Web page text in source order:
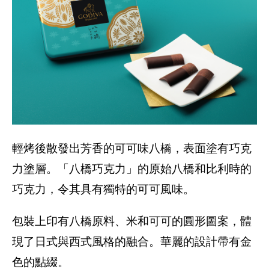
輕烤後散發出芳香的可可味八橋，表面塗有巧克
力塗層。「八橋巧克力」的原始八橋和比利時的
巧克力，令其具有獨特的可可風味。
包裝上印有八橋原料、米和可可的圓形圖案，體
現了日式與西式風格的融合。華麗的設計帶有金
色的點綴。